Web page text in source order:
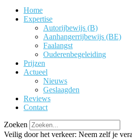
Home
Expertise
Autorijbewijs (B)
Aanhangerrijbewijs (BE)
Faalangst
Ouderenbegeleiding
Prijzen
Actueel
Nieuws
Geslaagden
Reviews
Contact
Zoeken
Veilig door het verkeer: Neem zelf je